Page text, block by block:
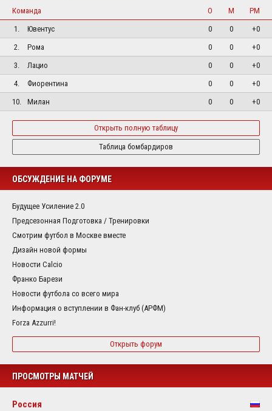
Команда О М
РМ
1.
Ювентус 0 0
+0
2.
Рома 0 0
+0
3.
Лацио 0 0
+0
4.
Фиорентина 0 0
+0
10.
Милан 0 0 +0
Открыть полную таблицу
Таблица бомбардиров
ОБСУЖДЕНИЕ НА ФОРУМЕ
Будущее Усиление 2.0
Предсезонная Подготовка / Тренировки
Смотрим футбол в Москве вместе
Дизайн новой формы
Новости Calcio
Франко Барези
Новости футбола со всего мира
Информация о вступлении в Фан-клуб (АРФМ)
Forza Azzurri!
Открыть форум
ПРОСМОТРЫ МАТЧЕЙ
Россия